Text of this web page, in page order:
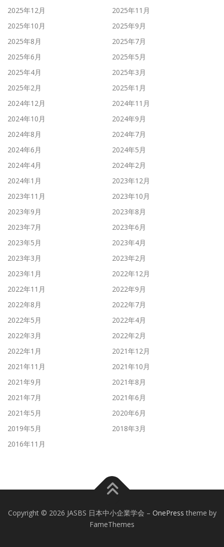
2025年12月
2025年11月
2025年10月
2025年9月
2025年8月
2025年7月
2025年6月
2025年5月
2025年4月
2025年3月
2025年2月
2025年1月
2024年12月
2024年11月
2024年10月
2024年9月
2024年8月
2024年7月
2024年6月
2024年5月
2024年4月
2024年2月
2024年1月
2023年12月
2023年11月
2023年10月
2023年9月
2023年8月
2023年7月
2023年6月
2023年5月
2023年4月
2023年3月
2023年2月
2023年1月
2022年12月
2022年11月
2022年9月
2022年8月
2022年7月
2022年5月
2022年4月
2022年3月
2022年2月
2022年1月
2021年12月
2021年11月
2021年10月
2021年9月
2021年8月
2021年7月
2021年6月
2021年5月
2020年6月
2019年5月
2018年3月
2016年11月
Copyright © 2026 JASBS 日本中小企業学会 – OnePress theme by
FameThemes